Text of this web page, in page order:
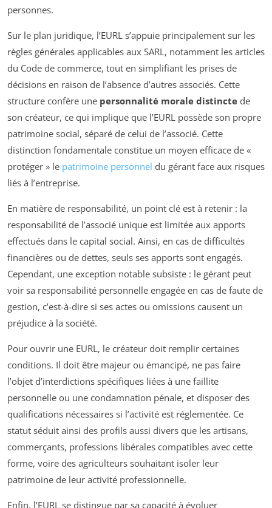
personnes.
Sur le plan juridique, l’EURL s’appuie principalement sur les
règles générales applicables aux SARL, notamment les articles
du Code de commerce, tout en simplifiant les prises de
décisions en raison de l’absence d’autres associés. Cette
structure confère une personnalité morale distincte de
son créateur, ce qui implique que l’EURL possède son propre
patrimoine social, séparé de celui de l’associé. Cette
distinction fondamentale constitue un moyen efficace de «
protéger » le patrimoine personnel du gérant face aux risques
liés à l’entreprise.
En matière de responsabilité, un point clé est à retenir : la
responsabilité de l’associé unique est limitée aux apports
effectués dans le capital social. Ainsi, en cas de difficultés
financières ou de dettes, seuls ses apports sont engagés.
Cependant, une exception notable subsiste : le gérant peut
voir sa responsabilité personnelle engagée en cas de faute de
gestion, c’est-à-dire si ses actes ou omissions causent un
préjudice à la société.
Pour ouvrir une EURL, le créateur doit remplir certaines
conditions. Il doit être majeur ou émancipé, ne pas faire
l’objet d’interdictions spécifiques liées à une faillite
personnelle ou une condamnation pénale, et disposer des
qualifications nécessaires si l’activité est réglementée. Ce
statut séduit ainsi des profils aussi divers que les artisans,
commerçants, professions libérales compatibles avec cette
forme, voire des agriculteurs souhaitant isoler leur
patrimoine de leur activité professionnelle.
Enfin, l’EURL se distingue par sa capacité à évoluer